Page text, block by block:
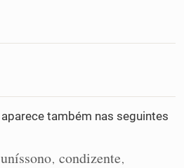
aparece também nas seguintes
uníssono, condizente,